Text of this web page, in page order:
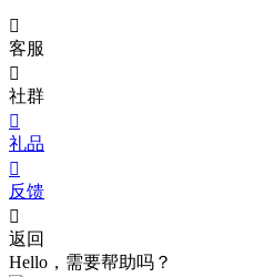

客服

社群

礼品

反馈

返回
Hello，需要帮助吗？